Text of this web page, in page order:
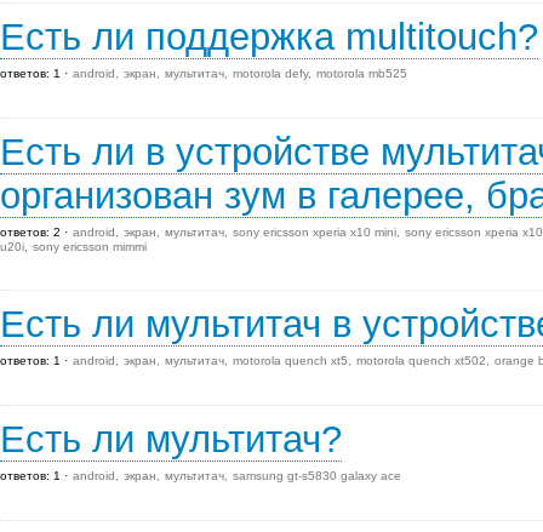
Есть ли поддержка multitouch?
ответов: 1 android экран мультитач motorola defy motorola mb525
Есть ли в устройстве
организован зум в галерее,
ответов: 2 android экран мультитач sony ericsson xperia x10 mini
sony ericsson xperia
u20i
sony ericsson mimmi
Есть ли мультитач в
ответов: 1 android экран мультитач motorola quench xt5 motorola quench xt502 orange
Есть ли мультитач?
ответов: 1 android экран мультитач samsung gt-s5830 galaxy ace